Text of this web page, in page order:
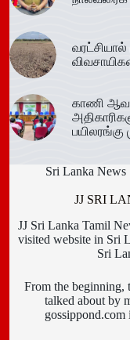
காணி
பயிலரங்கு
Sri Lanka News
JJ SRI
JJ Sri Lanka Tamil
visited website in Sri
Sri
From the beginning,
talked about by
gossippond.com